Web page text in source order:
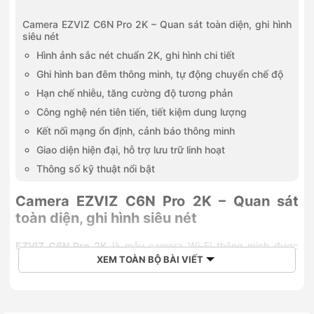
Camera EZVIZ C6N Pro 2K – Quan sát toàn diện, ghi hình
siêu nét
Hình ảnh sắc nét chuẩn 2K, ghi hình chi tiết
Ghi hình ban đêm thông minh, tự động chuyển chế độ
Hạn chế nhiễu, tăng cường độ tương phản
Công nghệ nén tiên tiến, tiết kiệm dung lượng
Kết nối mạng ổn định, cảnh báo thông minh
Giao diện hiện đại, hỗ trợ lưu trữ linh hoạt
Thông số kỹ thuật nổi bật
Camera EZVIZ C6N Pro 2K – Quan sát
toàn diện, ghi hình siêu nét
EZVIZ C6N Pro 2Klà mẫu camera Wi-Fi thông minh được
nâng cấp mạnh mẽ về chất lượng hình ảnh và tính năng bảo
mật, mang đến giải pháp giám sát an ninh hiệu quả cho gia
XEM TOÀN BỘ BÀI VIẾT